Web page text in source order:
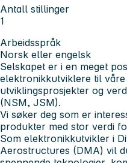
Antall stillinger
1
Arbeidsspråk
Norsk eller engelsk
Selskapet er i en meget
elektronikkutviklere til våre
utviklingsprosjekter og
(NSM, JSM).
Vi søker deg som er
produkter med stor verdi
Som elektronikkutvikler i
Aerostructures (DMA) vil